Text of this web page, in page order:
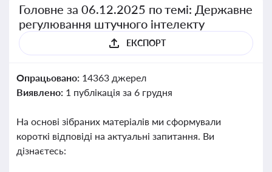
Головне за 06.12.2025 по темі: Державне
регулювання штучного інтелекту
ЕКСПОРТ
Опрацьовано: 14363 джерел
Виявлено: 1 публікація за 6 грудня
На основі зібраних матеріалів ми сформували
короткі відповіді на актуальні запитання. Ви
дізнаєтесь: